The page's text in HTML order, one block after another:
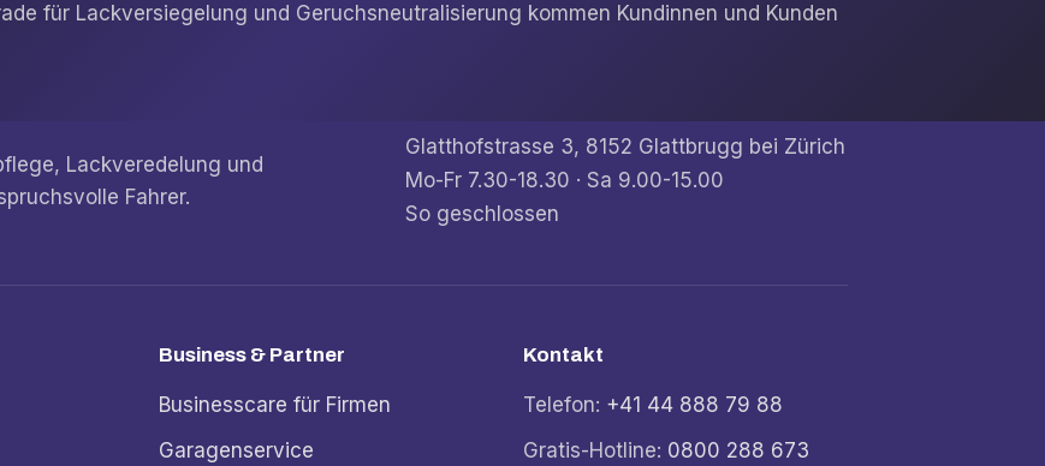
für Lackversiegelung und Geruchsneutralisierung kommen Kundinnen und Kunden
Lackveredelung und
Fahrer.
Glatthofstrasse 3, 8152 Glattbrugg bei Zürich
Mo-Fr 7.30-18.30 · Sa 9.00-15.00
So geschlossen
Business & Partner
Businesscare für Firmen
Garagenservice
Kontakt
Telefon: +41 44 888 79 88
Gratis-Hotline: 0800 288 673